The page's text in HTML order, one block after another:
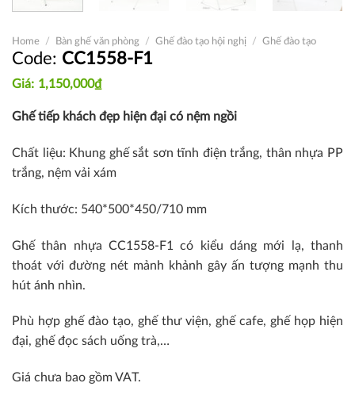
Home / Bàn ghế văn phòng / Ghế đào tạo hội nghị / Ghế đào tạo
CC1558-F1
1,150,000₫
Ghế tiếp khách đẹp hiện đại có nệm ngồi
Chất liệu: Khung ghế sắt sơn tĩnh điện trắng, thân nhựa PP
trắng, nệm vải xám
Kích thước: 540*500*450/710 mm
Ghế thân nhựa CC1558-F1 có kiểu dáng mới lạ, thanh
thoát với đường nét mảnh khảnh gây ấn tượng mạnh thu
hút ánh nhìn.
Phù hợp ghế đào tạo, ghế thư viện, ghế cafe, ghế họp hiện
đại, ghế đọc sách uống trà,…
Giá chưa bao gồm VAT.